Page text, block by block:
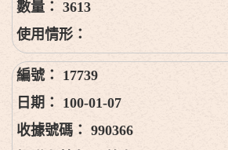
3613
17739
100-01-07
990366